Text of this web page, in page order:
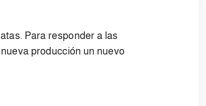
Para responder a las
producción un nuevo